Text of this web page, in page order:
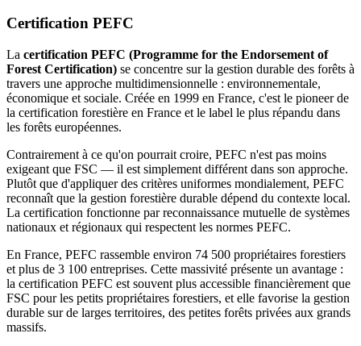
Certification PEFC
La certification PEFC (Programme for the Endorsement of
Forest Certification) se concentre sur la gestion durable des forêts à
travers une approche multidimensionnelle : environnementale,
économique et sociale. Créée en 1999 en France, c'est le pioneer de
la certification forestière en France et le label le plus répandu dans
les forêts européennes.
Contrairement à ce qu'on pourrait croire, PEFC n'est pas moins
exigeant que FSC — il est simplement différent dans son approche.
Plutôt que d'appliquer des critères uniformes mondialement, PEFC
reconnaît que la gestion forestière durable dépend du contexte local.
La certification fonctionne par reconnaissance mutuelle de systèmes
nationaux et régionaux qui respectent les normes PEFC.
En France, PEFC rassemble environ 74 500 propriétaires forestiers
et plus de 3 100 entreprises. Cette massivité présente un avantage :
la certification PEFC est souvent plus accessible financièrement que
FSC pour les petits propriétaires forestiers, et elle favorise la gestion
durable sur de larges territoires, des petites forêts privées aux grands
massifs.